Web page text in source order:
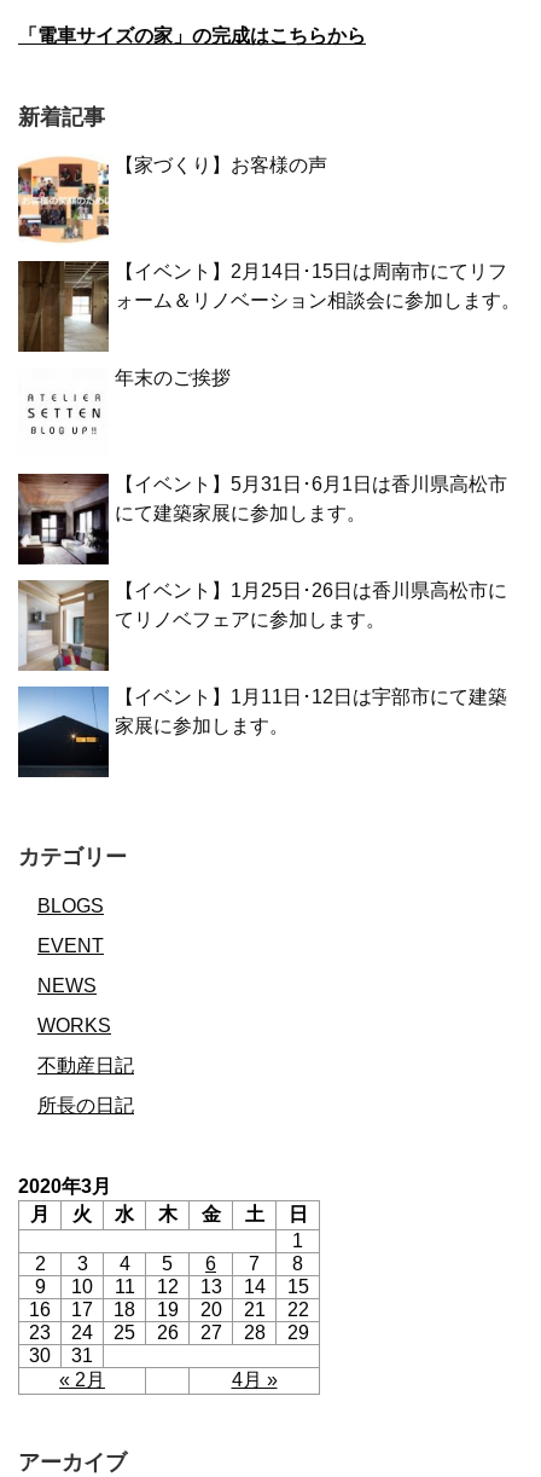
「電車サイズの家」の完成はこちらから
新着記事
【家づくり】お客様の声
【イベント】2月14日･15日は周南市にてリフ
ォーム＆リノベーション相談会に参加します。
年末のご挨拶
【イベント】5月31日･6月1日は香川県高松市
にて建築家展に参加します。
【イベント】1月25日･26日は香川県高松市に
てリノベフェアに参加します。
【イベント】1月11日･12日は宇部市にて建築
家展に参加します。
カテゴリー
BLOGS
EVENT
NEWS
WORKS
不動産日記
所長の日記
2020年3月
月
火 水 木 金 土 日
« 2月 4月 »
1
2
3 4 5 6 7
8
9
10 11 12 13 14
15
16
17 18 19 20 21
22
23
24 25 26 27 28
29
30
31
アーカイブ